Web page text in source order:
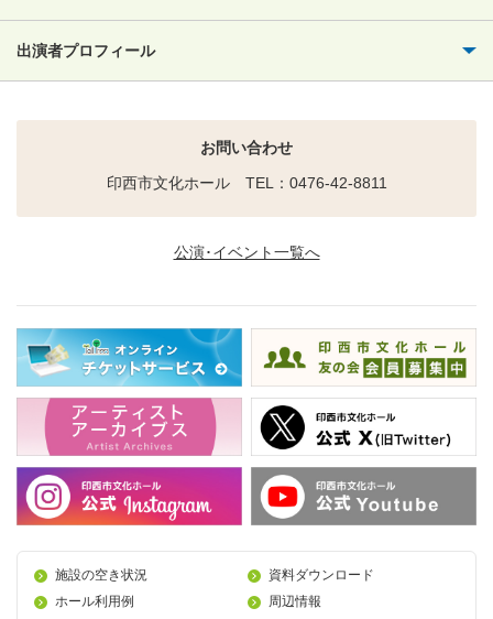
出演者プロフィール
お問い合わせ
印西市文化ホール TEL：0476-42-8811
公演･イベント一覧へ
施設の空き状況
資料ダウンロード
ホール利用例
周辺情報